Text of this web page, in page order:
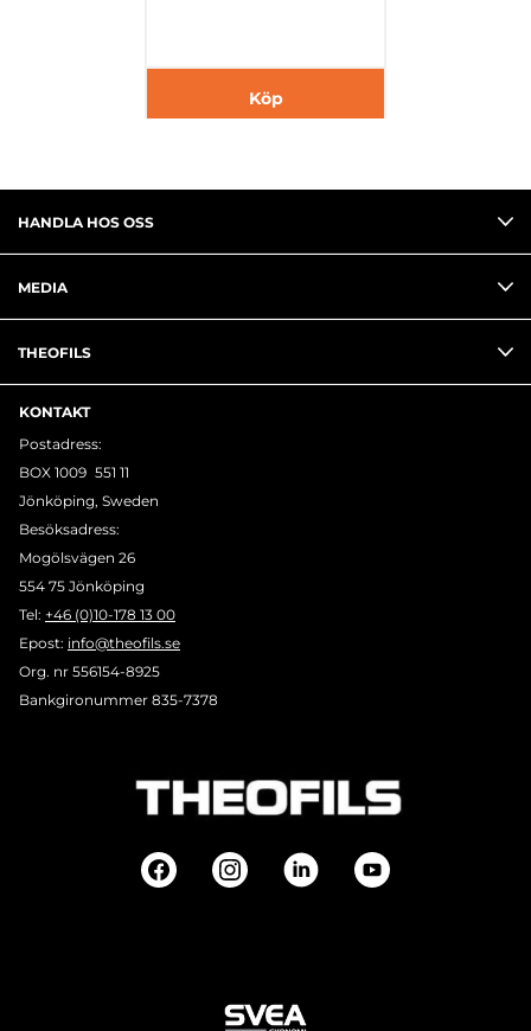
Köp
HANDLA HOS OSS
MEDIA
THEOFILS
KONTAKT
Postadress:
BOX 1009 551 11
Jönköping, Sweden
Besöksadress:
Mogölsvägen 26
554 75 Jönköping
Tel: +46 (0)10-178 13 00
Epost: info@theofils.se
Org. nr 556154-8925
Bankgironummer 835-7378